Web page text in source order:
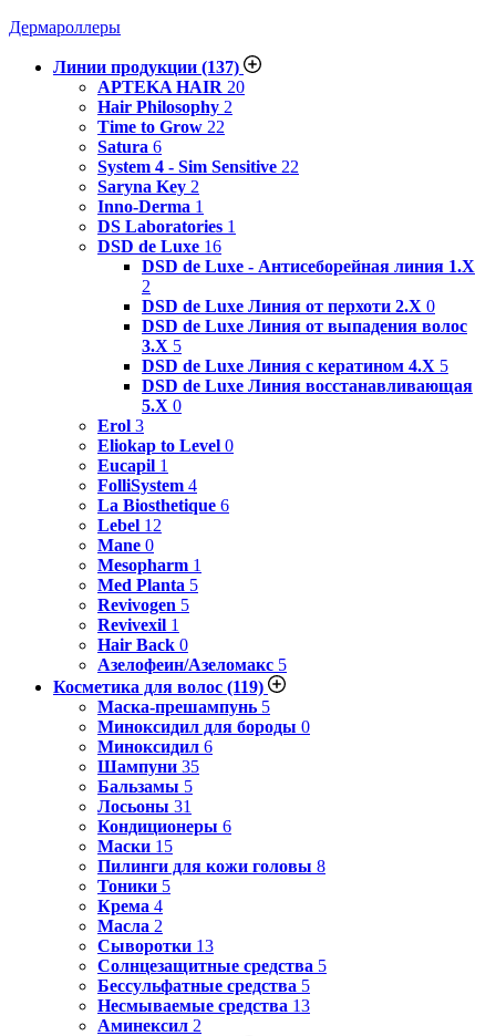
Дермароллеры
Линии продукции (137)
APTEKA HAIR 20
Hair Philosophy 2
Time to Grow 22
Satura 6
System 4 - Sim Sensitive 22
Saryna Key 2
Inno-Derma 1
DS Laboratories 1
DSD de Luxe 16
DSD de Luxe - Антисеборейная линия 1.X
2
DSD de Luxe Линия от перхоти 2.Х 0
DSD de Luxe Линия от выпадения волос
3.Х 5
DSD de Luxe Линия с кератином 4.Х 5
DSD de Luxe Линия восстанавливающая
5.Х 0
Erol 3
Eliokap to Level 0
Eucapil 1
FolliSystem 4
La Biosthetique 6
Lebel 12
Mane 0
Mesopharm 1
Med Planta 5
Revivogen 5
Revivexil 1
Hair Back 0
Азелофеин/Aзеломакс 5
Косметика для волос (119)
Маска-прешампунь 5
Миноксидил для бороды 0
Миноксидил 6
Шампуни 35
Бальзамы 5
Лосьоны 31
Кондиционеры 6
Маски 15
Пилинги для кожи головы 8
Тоники 5
Крема 4
Масла 2
Сыворотки 13
Солнцезащитные средства 5
Бессульфатные средства 5
Несмываемые средства 13
Аминексил 2